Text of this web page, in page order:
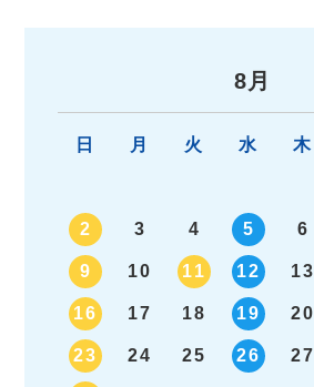
«
8月
日 月 火 水 木
2 3 4 5 6
9 10 11 12 13
16 17 18 19 20
23 24 25 26 27